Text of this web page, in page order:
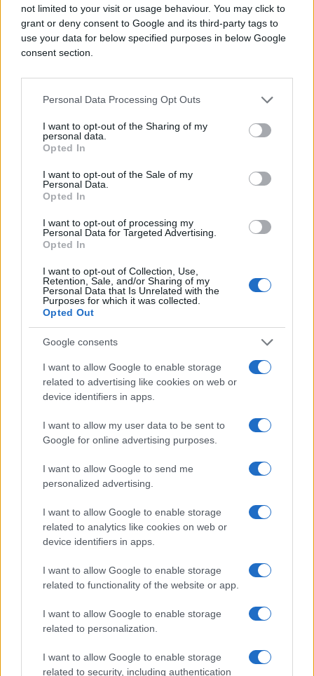
not limited to your visit or usage behaviour. You may click to
grant or deny consent to Google and its third-party tags to
use your data for below specified purposes in below Google
consent section.
Personal Data Processing Opt Outs
I want to opt-out of the Sharing of my
personal data.
Opted In
I want to opt-out of the Sale of my
Personal Data.
Opted In
I want to opt-out of processing my
Personal Data for Targeted Advertising.
Opted In
I want to opt-out of Collection, Use,
Retention, Sale, and/or Sharing of my
Personal Data that Is Unrelated with the
Purposes for which it was collected.
Opted Out
Google consents
I want to allow Google to enable storage
related to advertising like cookies on web or
device identifiers in apps.
I want to allow my user data to be sent to
Google for online advertising purposes.
I want to allow Google to send me
personalized advertising.
I want to allow Google to enable storage
related to analytics like cookies on web or
device identifiers in apps.
I want to allow Google to enable storage
related to functionality of the website or app.
I want to allow Google to enable storage
related to personalization.
I want to allow Google to enable storage
related to security, including authentication
Informišite se malo o tome. Hemoterapija nije
jedina opcija, ali vam to doktori neće reći jer ne
zarađuju od prirodnih lijekova.
#rak
#natečenost